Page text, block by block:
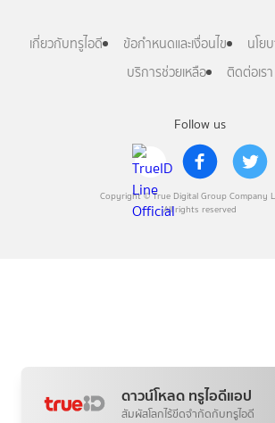
ดาวน์โหลด ทรูไอดีแอป
สัมผัสโลกไร้ขีดจำกัดกับทรูไอดี
Follow us
Copyright © True Digital Group Company
All rights reserved
เกี่ยวกับทรูไอดี ข้อกำหนดและเงื่อนไข
นโย
บริการช่วยเหลือ
ติดต่อเรา